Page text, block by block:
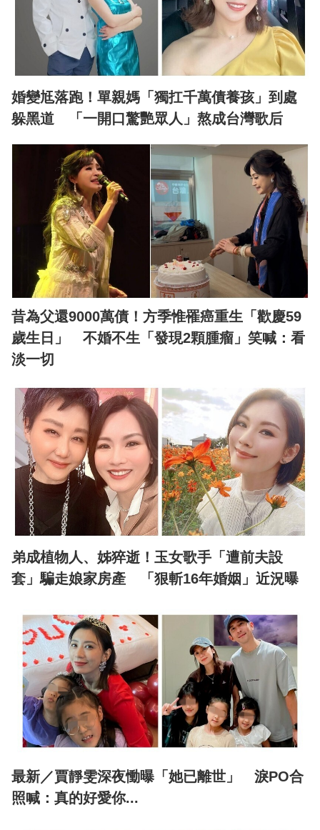
婚變尪落跑！單親媽「獨扛千萬債養孩」到處
躲黑道 「一開口驚艷眾人」熬成台灣歌后
昔為父還9000萬債！方季惟罹癌重生「歡慶59
歲生日」 不婚不生「發現2顆腫瘤」笑喊：看
淡一切
弟成植物人、姊猝逝！玉女歌手「遭前夫設
套」騙走娘家房產 「狠斬16年婚姻」近況曝
最新／賈靜雯深夜慟曝「她已離世」 淚PO合
照喊：真的好愛你...